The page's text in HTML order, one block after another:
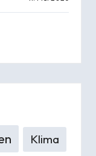
Klima